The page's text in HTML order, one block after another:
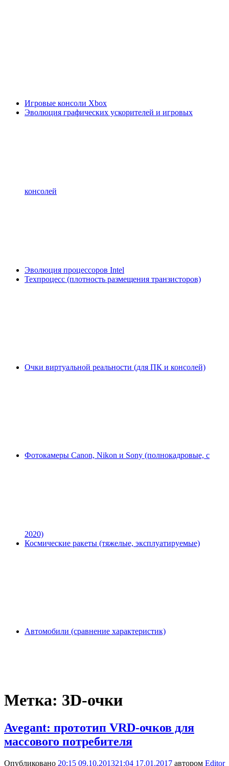
Игровые консоли Xbox
Эволюция графических ускорителей и игровых
консолей
Эволюция процессоров Intel
Техпроцесс (плотность размещения транзисторов)
Очки виртуальной реальности (для ПК и консолей)
Фотокамеры Canon, Nikon и Sony (полнокадровые, с
2020)
Космические ракеты (тяжелые, эксплуатируемые)
Автомобили (сравнение характеристик)
Метка: 3D-очки
Avegant: прототип VRD-очков для
массового потребителя
Опубликовано 20:15 09.10.201321:04 17.01.2017 автором Editor